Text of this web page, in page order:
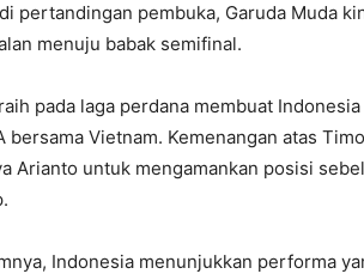
pertandingan pembuka, Garuda Muda
menuju babak semifinal.
pada laga perdana membuat
bersama Vietnam. Kemenangan atas
Arianto untuk mengamankan posisi
Indonesia menunjukkan performa